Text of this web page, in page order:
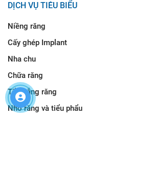
DỊCH VỤ TIÊU BIỂU
Niềng răng
Cấy ghép Implant
Nha chu
Chữa răng
Tẩy trắng răng
Nhổ răng và tiểu phẩu